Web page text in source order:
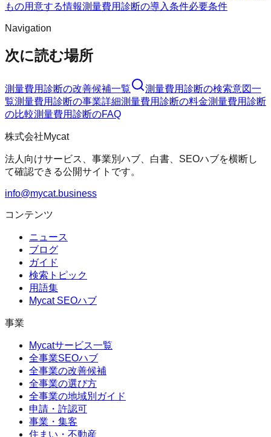
もの用意する情報測量費用診断の導入条件必要条件
Navigation
次に読む場所
測量費用診断の改善候補一覧 測量費用診断の検索意図一
覧測量費用診断の事業詳細測量費用診断の料金測量費用診断
の比較測量費用診断のFAQ
株式会社Mycat
法人向けサービス、事業別ハブ、白書、SEOハブを横断し
て確認できる公開サイトです。
info@mycat.business
コンテンツ
ニュース
ブログ
ガイド
検索トピック
用語集
Mycat SEOハブ
事業
Mycatサービス一覧
全事業SEOハブ
全事業の改善候補
全事業の選び方
全事業の地域別ガイド
申請・許認可
事業・集客
住まい・不動産